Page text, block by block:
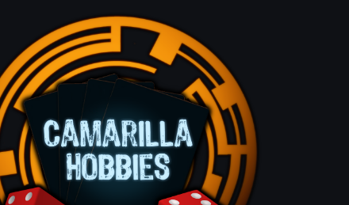
Henge Walker -
VERSIÓN
Ingles Español
Agregar al Carrito